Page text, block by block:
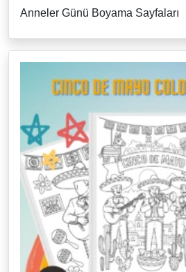
Anneler Günü Boyama Sayfaları